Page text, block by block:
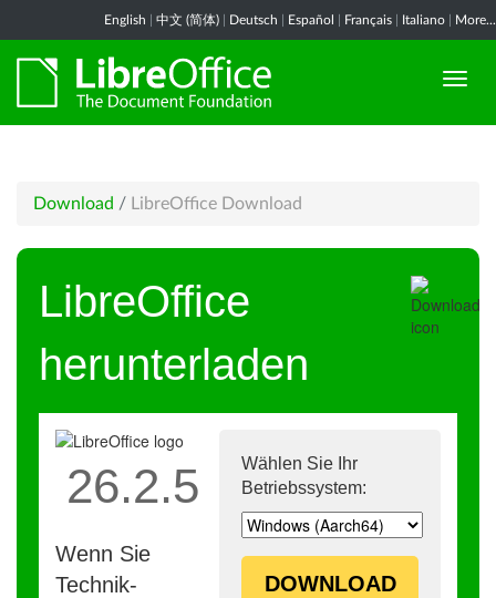
English 中文 (简体) Deutsch Español Français Italiano More...
Download / LibreOffice Download
LibreOffice
herunterladen
Wählen Sie Ihr
Betriebssystem:
DOWNLOAD
26.2.5
Wenn Sie
Technik-